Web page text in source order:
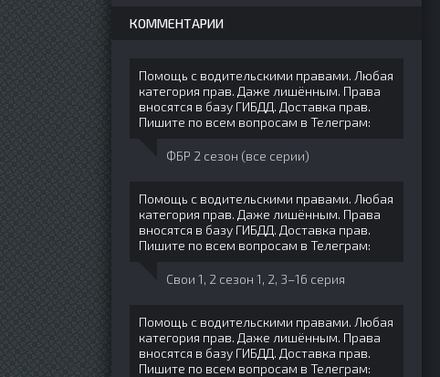
КОММЕНТАРИИ
Помощь с водительскими правами. Любая
категория прав. Даже лишённым. Права
вносятся в базу ГИБДД. Доставка прав.
Пишите по всем вопросам в Телеграм:
ФБР 2 сезон (все серии)
Помощь с водительскими правами. Любая
категория прав. Даже лишённым. Права
вносятся в базу ГИБДД. Доставка прав.
Пишите по всем вопросам в Телеграм:
Свои 1, 2 сезон 1, 2, 3–16 серия
Помощь с водительскими правами. Любая
категория прав. Даже лишённым. Права
вносятся в базу ГИБДД. Доставка прав.
Пишите по всем вопросам в Телеграм: